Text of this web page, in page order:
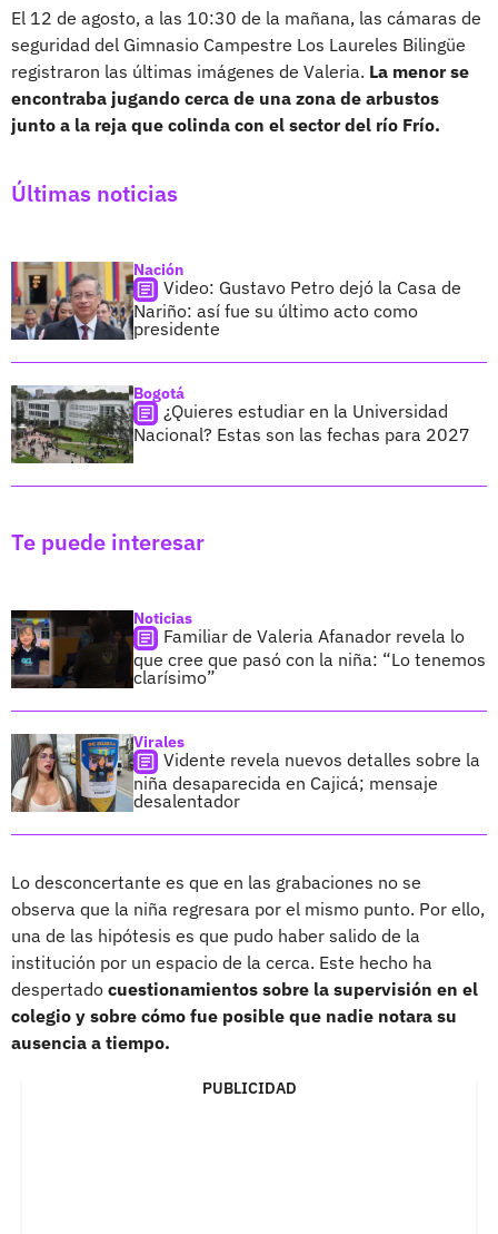
El 12 de agosto, a las 10:30 de la mañana, las cámaras de
seguridad del Gimnasio Campestre Los Laureles Bilingüe
registraron las últimas imágenes de Valeria. La menor se
encontraba jugando cerca de una zona de arbustos
junto a la reja que colinda con el sector del río Frío.
Últimas noticias
Nación
Video: Gustavo Petro dejó la Casa de
Nariño: así fue su último acto como
presidente
Bogotá
¿Quieres estudiar en la Universidad
Nacional? Estas son las fechas para 2027
Te puede interesar
Noticias
Familiar de Valeria Afanador revela lo
que cree que pasó con la niña: “Lo tenemos
clarísimo”
Virales
Vidente revela nuevos detalles sobre la
niña desaparecida en Cajicá; mensaje
desalentador
Lo desconcertante es que en las grabaciones no se
observa que la niña regresara por el mismo punto. Por ello,
una de las hipótesis es que pudo haber salido de la
institución por un espacio de la cerca. Este hecho ha
despertado cuestionamientos sobre la supervisión en el
colegio y sobre cómo fue posible que nadie notara su
ausencia a tiempo.
PUBLICIDAD